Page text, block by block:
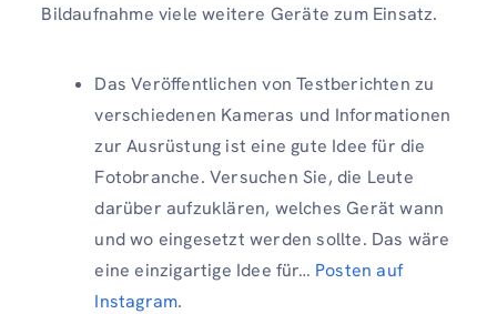
Bildaufnahme viele weitere Geräte zum Einsatz.
Das Veröffentlichen von Testberichten zu
verschiedenen Kameras und Informationen
zur Ausrüstung ist eine gute Idee für die
Fotobranche. Versuchen Sie, die Leute
darüber aufzuklären, welches Gerät wann
und wo eingesetzt werden sollte. Das wäre
eine einzigartige Idee für… Posten auf
Instagram.